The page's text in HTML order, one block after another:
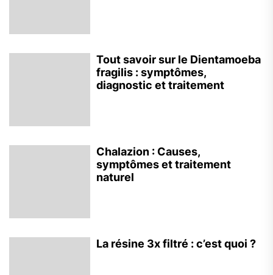
Tout savoir sur le Dientamoeba
fragilis : symptômes,
diagnostic et traitement
Chalazion : Causes,
symptômes et traitement
naturel
La résine 3x filtré : c’est quoi ?